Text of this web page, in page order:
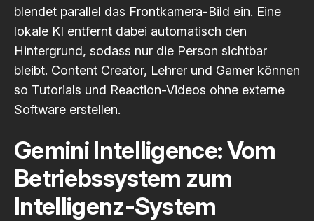
blendet parallel das Frontkamera-Bild ein. Eine
lokale KI entfernt dabei automatisch den
Hintergrund, sodass nur die Person sichtbar
bleibt. Content Creator, Lehrer und Gamer können
so Tutorials und Reaction-Videos ohne externe
Software erstellen.
Gemini Intelligence: Vom
Betriebssystem zum
Intelligenz-System